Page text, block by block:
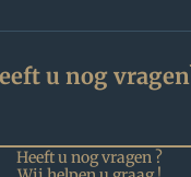
u nog
Heeft u nog vragen ?